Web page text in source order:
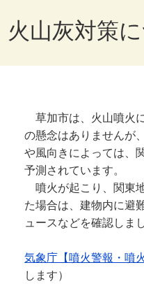
火山灰対策
草加市は、火山噴火
の懸念はありませんが
や風向きによっては、
予測されています。
噴火が起こり、関東
た場合は、建物内に避
ュースなどを確認しま
気象庁【噴火警報・噴
します）